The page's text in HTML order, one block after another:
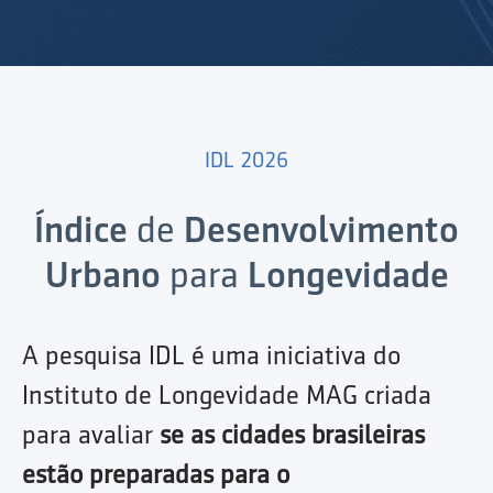
IDL 2026
Índice de Desenvolvimento
Urbano para Longevidade
A pesquisa IDL é uma iniciativa do
Instituto de Longevidade MAG criada
para avaliar se as cidades brasileiras
estão preparadas para o